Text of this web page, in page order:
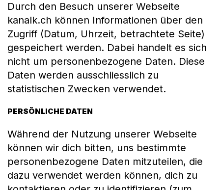
Durch den Besuch unserer Webseite
kanalk.ch können Informationen über den
Zugriff (Datum, Uhrzeit, betrachtete Seite)
gespeichert werden. Dabei handelt es sich
nicht um personenbezogene Daten. Diese
Daten werden ausschliesslich zu
statistischen Zwecken verwendet.
PERSÖNLICHE DATEN
Während der Nutzung unserer Webseite
können wir dich bitten, uns bestimmte
personenbezogene Daten mitzuteilen, die
dazu verwendet werden können, dich zu